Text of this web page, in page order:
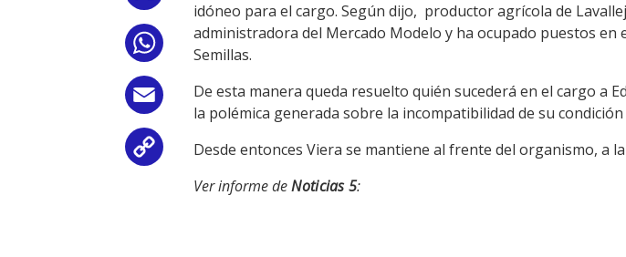
WhatsApp
Email
Copy
Link
idóneo para el cargo. Según dijo, productor agrícola de
administradora del Mercado Modelo y ha ocupado puestos
Semillas.
De esta manera queda resuelto quién sucederá en el cargo a
la polémica generada sobre la incompatibilidad de su
Desde entonces Viera se mantiene al frente del organismo, a
Ver informe deNoticias 5: